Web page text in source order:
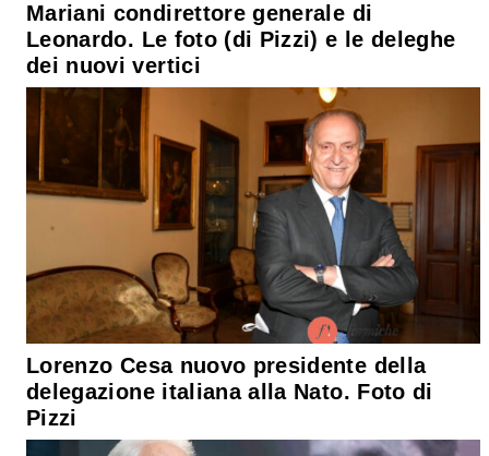
Mariani condirettore generale di
Leonardo. Le foto (di Pizzi) e le deleghe
dei nuovi vertici
Lorenzo Cesa nuovo presidente della
delegazione italiana alla Nato. Foto di
Pizzi